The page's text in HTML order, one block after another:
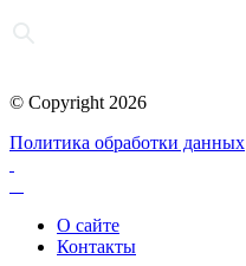
© Copyright 2026
Политика обработки данных
О сайте
Контакты